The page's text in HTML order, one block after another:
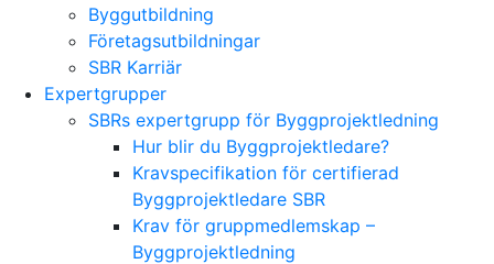
Byggutbildning
Företagsutbildningar
SBR Karriär
Expertgrupper
SBRs expertgrupp för Byggprojektledning
Hur blir du Byggprojektledare?
Kravspecifikation för certifierad
Byggprojektledare SBR
Krav för gruppmedlemskap –
Byggprojektledning